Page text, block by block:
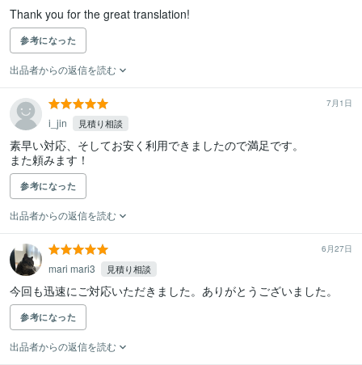
Thank you for the great translation!
参考になった
出品者からの返信を読む
7月1日
i_jin 見積り相談
素早い対応、そしてお安く利用できましたので満足です。
また頼みます！
参考になった
出品者からの返信を読む
6月27日
mari mari3 見積り相談
今回も迅速にご対応いただきました。ありがとうございました。
参考になった
出品者からの返信を読む